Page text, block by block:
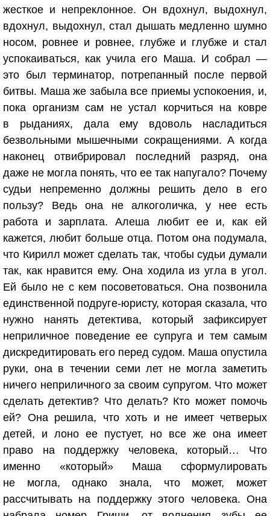
жесткое и непреклонное. Он вдохнул, выдохнул,
вдохнул, выдохнул, стал дышать медленно шумно
носом, ровнее и ровнее, глубже и глубже и стал
успокаиваться, как учила его Маша. И собрал —
это был терминатор, потрепанный после первой
битвы. Маша же забыла все приемы успокоения, и,
пока организм сам не устал корчиться на ковре
в рыданиях, дала ему вдоволь насладиться
безвольными мышечными сокращениями. А когда
наконец отвибрировал последний разряд, она
даже не могла понять, что ее так напугало? Почему
судьи непременно должны решить дело в его
пользу? Ведь она не алкоголичка, у нее есть
работа и зарплата. Алеша любит ее и, как ей
кажется, любит больше отца. Потом она подумала,
что Кирилл может сделать так, чтобы судьи думали
так, как нравится ему. Она ходила из угла в угол.
Ей было не с кем посоветоваться. Она позвонила
единственной подруге-юристу, которая сказала, что
нужно нанять детектива, который зафиксирует
неприличное поведение ее супруга и тем самым
дискредитировать его перед судом. Маша опустила
руки, она в течении семи лет не могла заметить
ничего неприличного за своим супругом. Что может
сделать детектив? Что делать? Кто может помочь
ей? Она решила, что хоть и не имеет четверых
детей, и лоно ее пустует, но все же она имеет
право на поддержку человека, который… Что
именно «который» Маша сформулировать
не могла, однако знала, что может, может
рассчитывать на поддержку этого человека. Она